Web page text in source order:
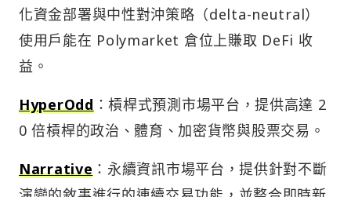
化資金部署與中性對沖策略（delta-neutral）
使用戶能在 Polymarket 倉位上賺取 DeFi 收
益。
HyperOdd：槓桿式預測市場平台，提供高達 2
0 倍槓桿的政治、體育、加密貨幣與股票交易。
Narrative ：永續資訊市場平台，提供針對不斷